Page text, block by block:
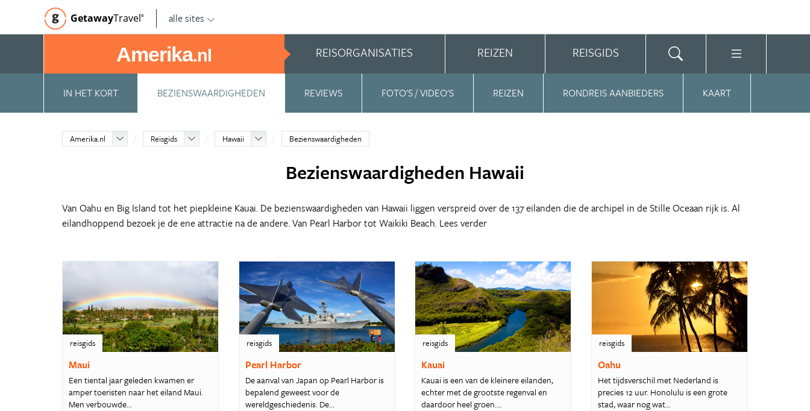
GetawayTravel© alle sites
Amerika.nl REISORGANISATIES REIZEN REISGIDS
IN HET KORT BEZIENSWAARDIGHEDEN REVIEWS FOTO'S / VIDEO'S REIZEN RONDREIS AANBIEDERS KAART
Amerika.nl Reisgids Hawaii Bezienswaardigheden
Bezienswaardigheden Hawaii
Van Oahu en Big Island tot het piepkleine Kauai. De bezienswaardigheden van Hawaii liggen verspreid over de 137 eilanden die de archipel in de Stille Oceaan rijk is. Al
eilandhoppend bezoek je de ene attractie na de andere. Van Pearl Harbor tot Waikiki Beach. Lees verder
reisgids
Maui
Een tiental jaar geleden kwamen er
amper toeristen naar het eiland Maui.
Men verbouwde...
reisgids
Pearl Harbor
De aanval van Japan op Pearl Harbor is
bepalend geweest voor de
wereldgeschiedenis. De...
reisgids
Kauai
Kauai is een van de kleinere eilanden,
echter met de grootste regenval en
daardoor heel groen....
reisgids
Oahu
Het tijdsverschil met Nederland is
precies 12 uur. Honolulu is een grote
stad, waar nog wat...